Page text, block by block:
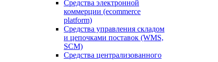
Средства электронной
коммерции (ecommerce
platform)
Средства управления складом
и цепочками поставок (WMS,
SCM)
Средства централизованного